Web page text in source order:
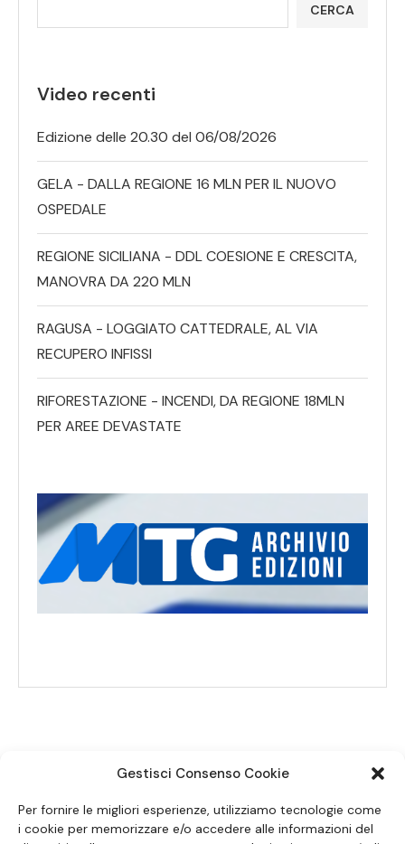
Gestisci Consenso Cookie
Per fornire le migliori esperienze, utilizziamo tecnologie come
i cookie per memorizzare e/o accedere alle informazioni del
CERCA
Video recenti
Edizione delle 20.30 del 06/08/2026
GELA - DALLA REGIONE 16 MLN PER IL NUOVO
OSPEDALE
REGIONE SICILIANA - DDL COESIONE E CRESCITA,
MANOVRA DA 220 MLN
RAGUSA - LOGGIATO CATTEDRALE, AL VIA
RECUPERO INFISSI
RIFORESTAZIONE - INCENDI, DA REGIONE 18MLN
PER AREE DEVASTATE
SEGUICI SUI SOCIAL